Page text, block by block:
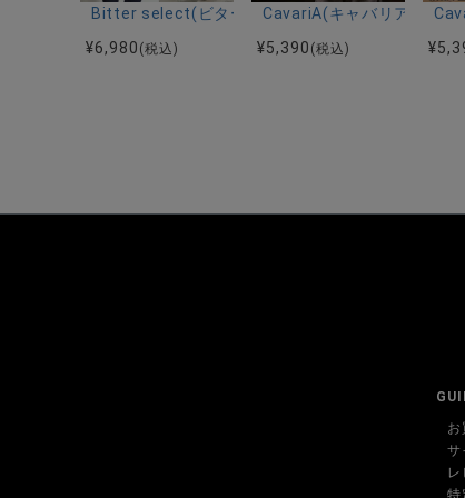
Bitter select(ビターセレクト)接触冷感スーパー
¥6,980 (税込)
CavariA(キャバリア)キー
¥5,390 (税込)
¥
お
サ